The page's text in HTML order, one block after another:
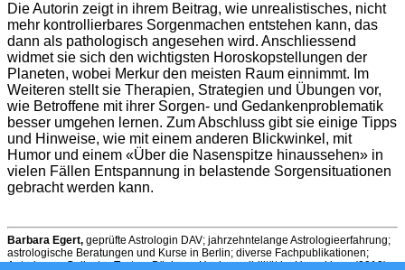
Die Autorin zeigt in ihrem Beitrag, wie unrealistisches, nicht
mehr kontrollierbares Sorgenmachen entstehen kann, das
dann als pathologisch angesehen wird. Anschliessend
widmet sie sich den wichtigsten Horoskopstellungen der
Planeten, wobei Merkur den meisten Raum einnimmt. Im
Weiteren stellt sie Therapien, Strategien und Übungen vor,
wie Betroffene mit ihrer Sorgen- und Gedankenproblematik
besser umgehen lernen. Zum Abschluss gibt sie einige Tipps
und Hinweise, wie mit einem anderen Blickwinkel, mit
Humor und einem «Über die Nasenspitze hinaussehen» in
vielen Fällen Entspannung in belastende Sorgensituationen
gebracht werden kann.
Barbara Egert, geprüfte Astrologin DAV; jahrzehntelange Astrologieerfahrung;
astrologische Beratungen und Kurse in Berlin; diverse Fachpublikationen;
Autorin von Galiastro-Texten; Bücher: «Hochsensibilität im Horoskiop» (2012),